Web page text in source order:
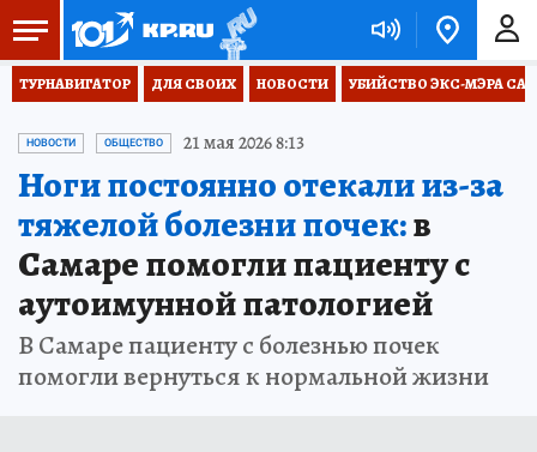
ТУРНАВИГАТОР ДЛЯ СВОИХ НОВОСТИ УБИЙСТВО ЭКС-МЭРА
НОВОСТИ ОБЩЕСТВО 21 мая 2026 8:13
Ноги постоянно отекали из-за
тяжелой болезни почек:в
Самаре помогли пациенту с
аутоимунной патологией
В Самаре пациенту с болезнью почек
помогли вернуться к нормальной жизни